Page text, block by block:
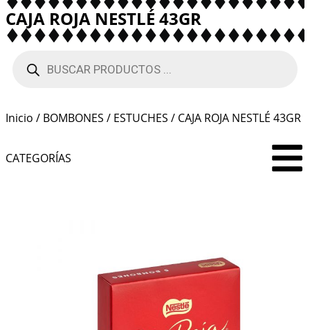
CAJA ROJA NESTLÉ 43GR
Inicio / BOMBONES / ESTUCHES / CAJA ROJA NESTLÉ 43GR
CATEGORÍAS